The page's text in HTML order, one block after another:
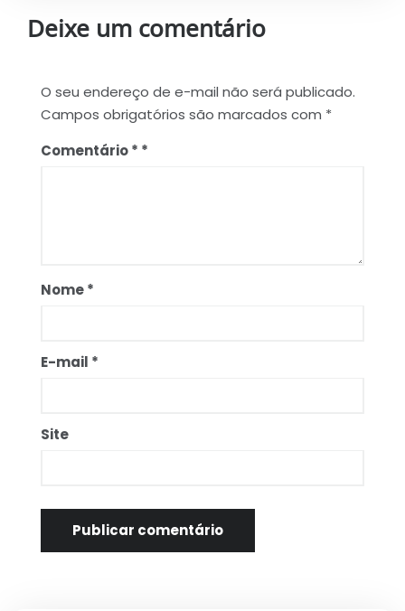
Deixe um comentário
O seu endereço de e-mail não será publicado.
Campos obrigatórios são marcados com *
Comentário*
Nome*
E-mail *
Site